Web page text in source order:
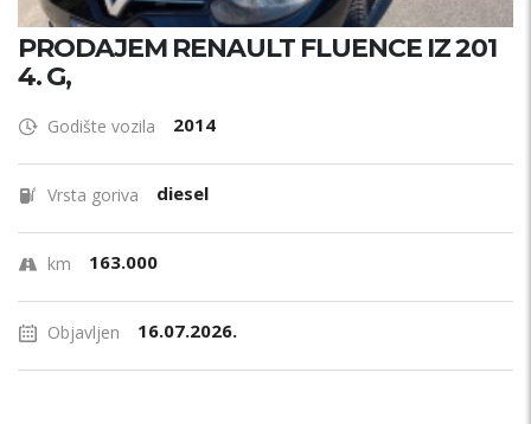
PRODAJEM RENAULT FLUENCE IZ 201
4. G,
Godište vozila 2014
Vrsta goriva diesel
km 163.000
Objavljen 16.07.2026.